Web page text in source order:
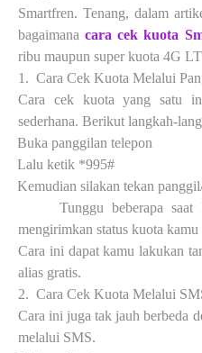
Smartfren. Tenang, dalam
bagaimanacara cek kuota
ribu maupun super kuota 4G
1. Cara Cek Kuota Melalui
Cara cek kuota yang satu
sederhana. Berikut langkah-
Buka panggilan telepon
Lalu ketik *995#
Kemudian silakan tekan
Tunggu beberapa
mengirimkan status kuota kamu
Cara ini dapat kamu lakukan
alias gratis.
2. Cara Cek Kuota Melalui
Cara ini juga tak jauh berbeda
melalui SMS.